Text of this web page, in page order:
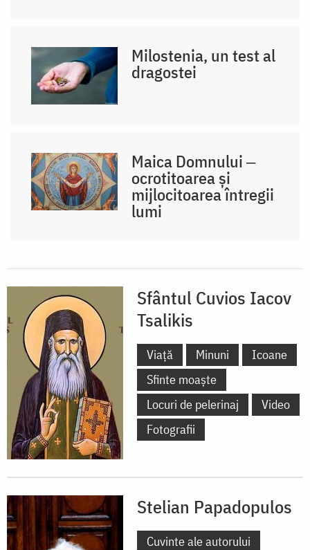
Milostenia, un test al
dragostei
Maica Domnului ‒
ocrotitoarea și
mijlocitoarea întregii
lumi
Sfântul Cuvios Iacov
Tsalikis
Viață Minuni
Icoane
Sfinte moaște
Locuri de pelerinaj
Video
Fotografii
Stelian Papadopulos
Cuvinte ale autorului